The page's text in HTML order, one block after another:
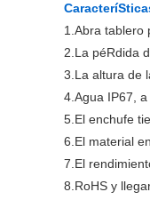
1.Abra tablero
2.La péRdida
3.La altura de
4.Agua IP67,
5.El enchufe
6.El material
7.El
8.RoHS y